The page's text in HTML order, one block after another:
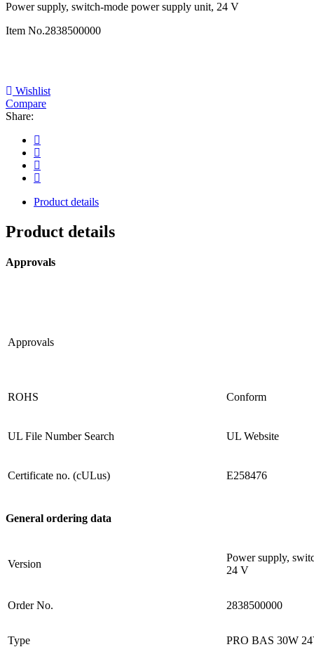
Power supply, switch-mode power supply unit, 24 V
Item No.2838500000
Wishlist
Compare
Share:
Product details
Product details
Approvals
Approvals
ROHS Conform
UL File Number Search UL Website
Certificate no. (cULus) E258476
General ordering data
Version
Power supply,
24 V
Order No. 2838500000
Type PRO BAS 30W